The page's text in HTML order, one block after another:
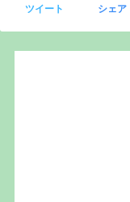
ツイート シェア